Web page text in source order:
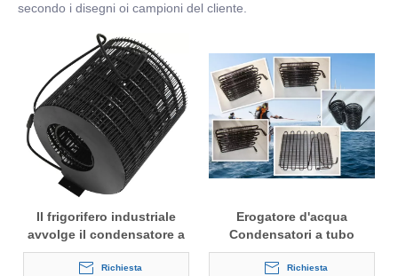
secondo i disegni oi campioni del cliente.
Il frigorifero industriale
avvolge il condensatore a
filo su tubo
Richiesta
Erogatore d'acqua
Condensatori a tubo
metallico
Richiesta